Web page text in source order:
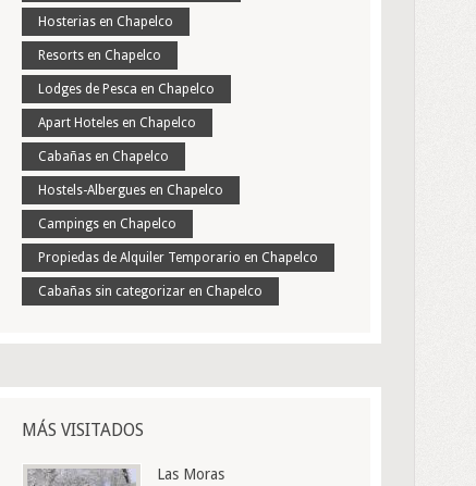
Hosterias en Chapelco
Resorts en Chapelco
Lodges de Pesca en Chapelco
Apart Hoteles en Chapelco
Cabañas en Chapelco
Hostels-Albergues en Chapelco
Campings en Chapelco
Propiedas de Alquiler Temporario en Chapelco
Cabañas sin categorizar en Chapelco
MÁS VISITADOS
Las Moras